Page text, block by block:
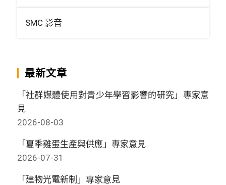
SMC 影音
最新文章
「社群媒體使用對青少年學習影響的研究」專家意
見
2026-08-03
「夏季雞蛋生產與供應」專家意見
2026-07-31
「建物光電新制」專家意見